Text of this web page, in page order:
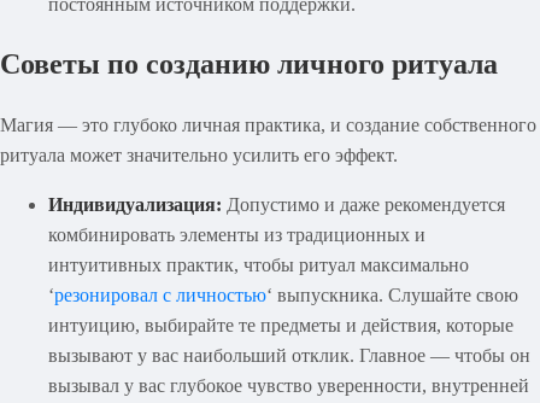
постоянным источником поддержки.
Советы по созданию личного ритуала
Магия — это глубоко личная практика, и создание собственного
ритуала может значительно усилить его эффект.
Индивидуализация: Допустимо и даже рекомендуется
комбинировать элементы из традиционных и
интуитивных практик, чтобы ритуал максимально
‘резонировал с личностью‘ выпускника. Слушайте свою
интуицию, выбирайте те предметы и действия, которые
вызывают у вас наибольший отклик. Главное — чтобы он
вызывал у вас глубокое чувство уверенности, внутренней